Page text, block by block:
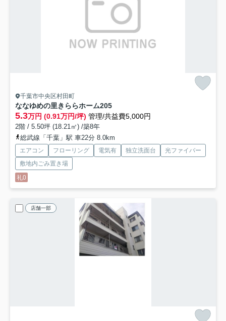
千葉市中央区村田町
ななゆめの里きららホーム205
5.3万円 (0.91万円/坪) 管理/共益費5,000円
2階 / 5.50坪 (18.21㎡) /築8年
総武線「千葉」駅 車22分 8.0km
エアコン フローリング 電気有 独立洗面台
光ファイバー
敷地内ごみ置き場
礼0
店舗一部